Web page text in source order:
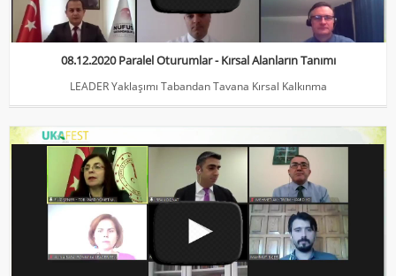
08.12.2020 Paralel Oturumlar - Kırsal Alanların Tanımı
LEADER Yaklaşımı Tabandan Tavana Kırsal Kalkınma
Kırsal Alanların Tanımı LEADER Yaklaşımı Tabandan Tavana Kırsal
Kalkınma
Kırsal Alanların Tanımı